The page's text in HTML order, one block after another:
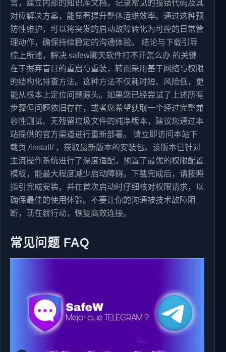
言，建立内部的知识库文档，记录常见的报错代码及其
对应解决方案，能显著提升整体运维效率。通过这种预
防性维护，可以将突发的启动故障转化为可控的日常管
理动作，确保持续稳定的沟通体验。 结论与下载引导
综上所述，解决 safew聊天软件打不开怎么办 的关键
在于摒弃盲目的重启与重装，转而采用基于网络与权限
的结构化排查方法。这种方法不仅耗时短、风险低，更
能从根本上定位问题源头。如果您已经尝试了上述所有
步骤但问题依旧存在，或者您希望获取一个经过完整兼
容性测试、无残留垃圾文件的纯净版本，建议您通过本
站提供的官方渠道进行重新部署。 请立即访问本站下
载页 /install/ ，获取最新版本的安装包。该版本已针对
主流操作系统进行了深度适配，预置了最优的权限配置
模板，能最大程度减少启动障碍。下载完成后，请按照
指引完成安装，并在首次启动时仔细核对权限请求，以
确保最佳的使用体验。不要让你的沟通被技术故障阻
断，现在就行动，恢复高效连接。
常见问题 FAQ